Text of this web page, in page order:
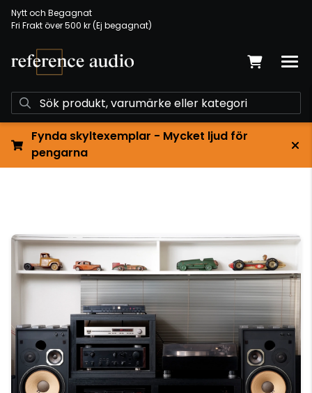
Nytt och Begagnat
Fri Frakt över 500 kr (Ej begagnat)
Fynda skyltexemplar - Mycket ljud för
pengarna